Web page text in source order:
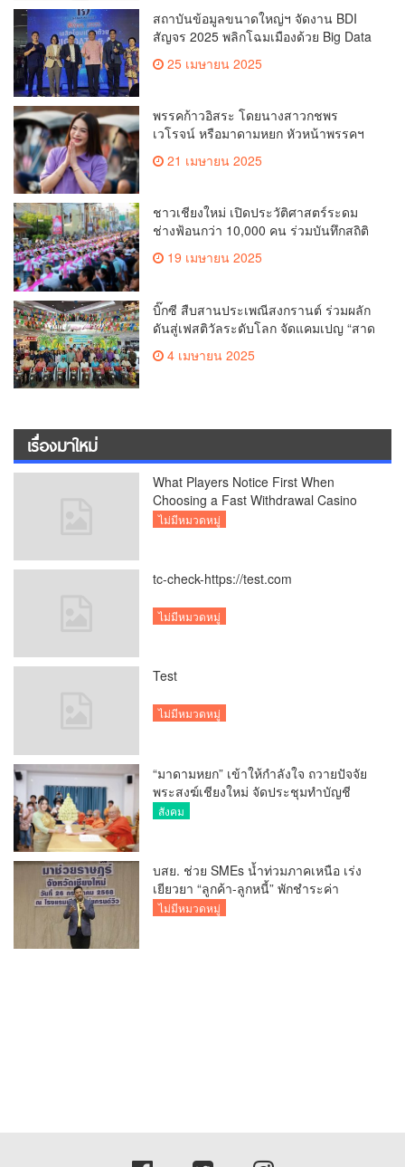
สถาบันข้อมูลขนาดใหญ่ฯ จัดงาน BDI
สัญจร 2025 พลิกโฉมเมืองด้วย Big Data
ข้อมูลเพื่อยกระดับเมือง สังคม และ
25 เมษายน 2025
พรรคก้าวอิสระ โดยนางสาวกชพร
เวโรจน์ หรือมาดามหยก หัวหน้าพรรคฯ
จัดการประชุมใหญ่สามัญประจำปี 2568
พรรคก้าวอิสระ ครั้งที่ 1/2568 โ
21 เมษายน 2025
ชาวเชียงใหม่ เปิดประวัติศาสตร์ระดม
ช่างฟ้อนกว่า 10,000 คน ร่วมบันทึกสถิติ
โลก Guinness World Records สำเร็จ
ทำลายสถิติ 7,218 คน เฉลิมฉลองใน
เมืองเชียงใหม่
19 เมษายน 2025
บิ๊กซี สืบสานประเพณีสงกรานต์ ร่วมผลัก
ดันสู่เฟสติวัลระดับโลก จัดแคมเปญ “สาด
สูงสุด 50% กระตุ้นการเดินทางนักท่อง
4 เมษายน 2025
เรื่องมาใหม่
What Players Notice First When
Choosing a Fast Withdrawal Casino
UK
ไม่มีหมวดหมู่
tc-check-https://test.com
ไม่มีหมวดหมู่
Test
ไม่มีหมวดหมู่
“มาดามหยก” เข้าให้กำลังใจ ถวายปัจจัย
พระสงฆ์เชียงใหม่ จัดประชุมทำบัญชี
รายรับรายจ่ายของวัด กว่า 300 รูป ที่วัด
สังคม
บสย. ช่วย SMEs น้ำท่วมภาคเหนือ เร่ง
เยียวยา “ลูกค้า-ลูกหนี้” พักชำระค่า
ธรรมเนียม-ค่างวด
ไม่มีหมวดหมู่